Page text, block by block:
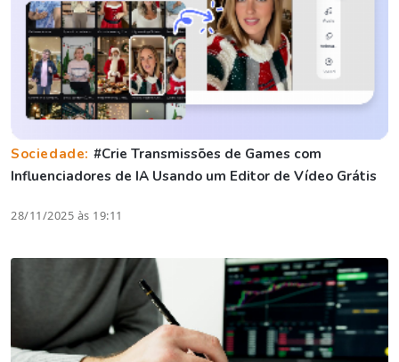
Sociedade: #Crie Transmissões de Games com
Influenciadores de IA Usando um Editor de Vídeo Grátis
28/11/2025 às 19:11